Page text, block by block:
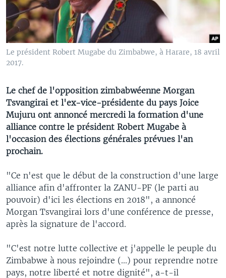
Le président Robert Mugabe du Zimbabwe, à Harare, 18 avril
2017.
Le chef de l'opposition zimbabwéenne Morgan
Tsvangirai et l'ex-vice-présidente du pays Joice
Mujuru ont annoncé mercredi la formation d'une
alliance contre le président Robert Mugabe à
l'occasion des élections générales prévues l'an
prochain.
"Ce n'est que le début de la construction d'une large
alliance afin d'affronter la ZANU-PF (le parti au
pouvoir) d'ici les élections en 2018", a annoncé
Morgan Tsvangirai lors d'une conférence de presse,
après la signature de l'accord.
"C'est notre lutte collective et j'appelle le peuple du
Zimbabwe à nous rejoindre (...) pour reprendre notre
pays, notre liberté et notre dignité", a-t-il